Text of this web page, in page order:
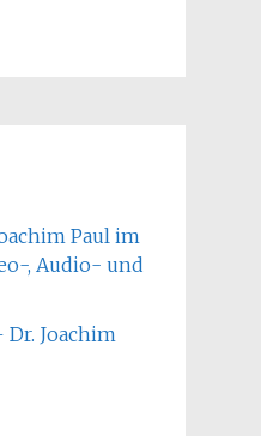
Paul im
, Audio- und
Joachim